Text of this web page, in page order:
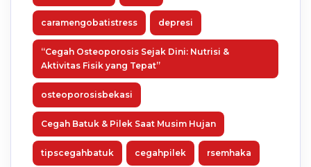
caramengobatistress depresi
“Cegah Osteoporosis Sejak Dini: Nutrisi &
Aktivitas Fisik yang Tepat”
osteoporosisbekasi
Cegah Batuk & Pilek Saat Musim Hujan
tipscegahbatuk cegahpilek rsemhaka